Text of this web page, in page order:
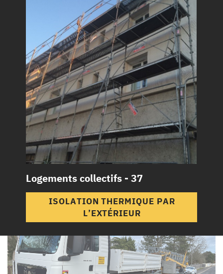
Logements collectifs - 37
ISOLATION THERMIQUE PAR
L’EXTÉRIEUR